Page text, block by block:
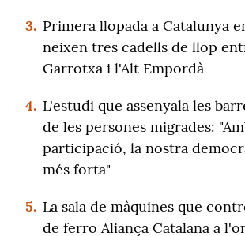
3. Primera llopada a Catalunya
neixen tres cadells de llop
Garrotxa i l'Alt Empordà
4. L'estudi que assenyala les
de les persones migrades:
participació, la nostra
més forta"
5. La sala de màquines que
de ferro Aliança Catalana a